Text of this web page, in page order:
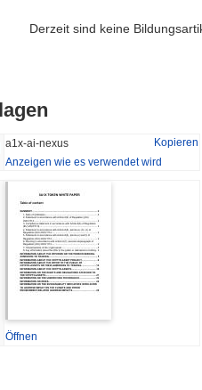
Kürzlich Hinzugefügt
SACOIN
#6650
Derzeit sind keine
a1x-ai-nexus
Kopieren
Anzeigen wie es verwendet wird
Öffnen